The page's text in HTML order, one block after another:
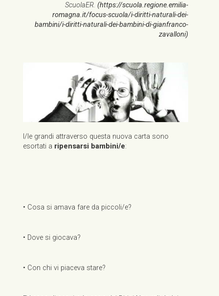
ScuolaER. (https://scuola.regione.emilia-
romagna.it/focus-scuola/i-diritti-naturali-dei-
bambini/i-diritti-naturali-dei-bambini-di-gianfranco-
zavalloni)
I/le grandi attraverso questa nuova carta sono
esortati a ripensarsi bambini/e:
• Cosa si amava fare da piccoli/e?
• Dove si giocava?
• Con chi vi piaceva stare?